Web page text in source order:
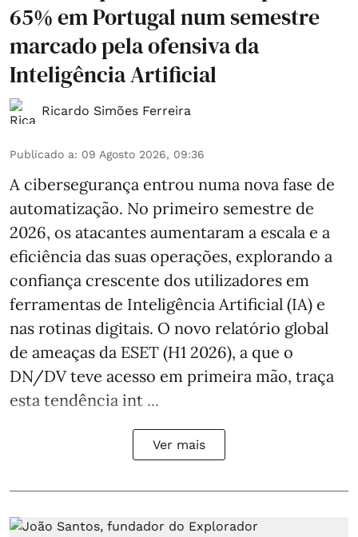
65% em Portugal num semestre
marcado pela ofensiva da
Inteligência Artificial
Ricardo Simões Ferreira
Publicado a: 09 Agosto 2026, 09:36
A cibersegurança entrou numa nova fase de
automatização. No primeiro semestre de
2026, os atacantes aumentaram a escala e a
eficiência das suas operações, explorando a
confiança crescente dos utilizadores em
ferramentas de Inteligência Artificial (IA) e
nas rotinas digitais. O novo relatório global
de ameaças da ESET (H1 2026), a que o
DN/DV teve acesso em primeira mão, traça
esta tendência int ...
Ver mais